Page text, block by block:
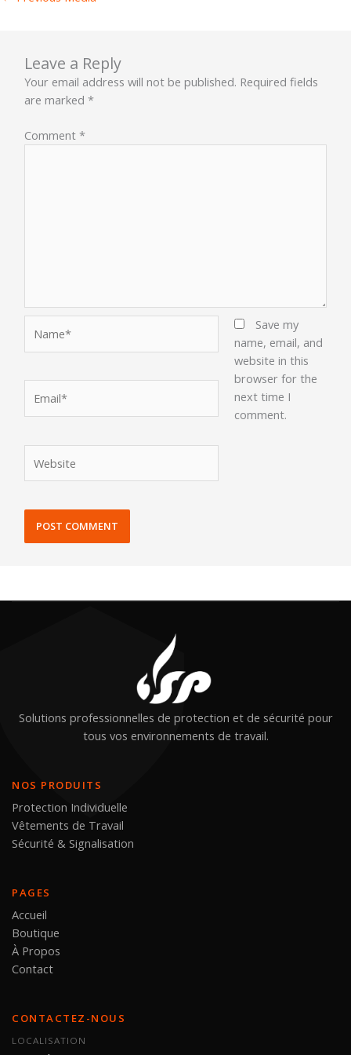
Leave a Reply
Your email address will not be published. Required fields
are marked*
Comment*
Save my
name, email, and
website in this
browser for the
next time I
comment.
Solutions professionnelles de protection et de sécurité pour
tous vos environnements de travail.
NOS PRODUITS
Protection Individuelle
Vêtements de Travail
Sécurité & Signalisation
PAGES
Accueil
Boutique
À Propos
Contact
CONTACTEZ-NOUS
LOCALISATION